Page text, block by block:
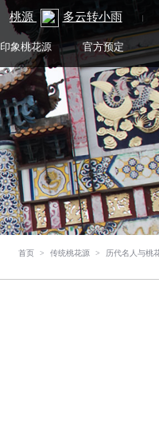
印象桃花源 官方预定
首页 > 传统桃花源 > 历代名人与桃